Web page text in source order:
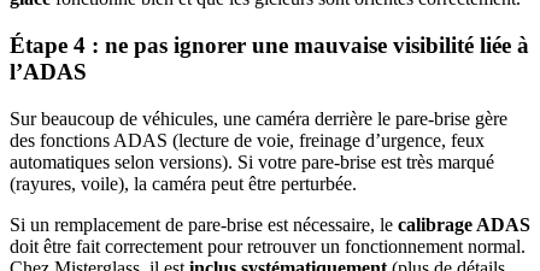
Étape 4 : ne pas ignorer une mauvaise visibilité liée à
l’ADAS
Sur beaucoup de véhicules, une caméra derrière le pare-brise gère
des fonctions ADAS (lecture de voie, freinage d’urgence, feux
automatiques selon versions). Si votre pare-brise est très marqué
(rayures, voile), la caméra peut être perturbée.
Si un remplacement de pare-brise est nécessaire, le calibrage ADAS
doit être fait correctement pour retrouver un fonctionnement normal.